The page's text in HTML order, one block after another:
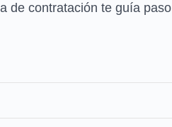
de contratación te guía